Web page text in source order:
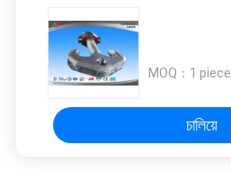
MOQ： 1 piece
চালিয়ে